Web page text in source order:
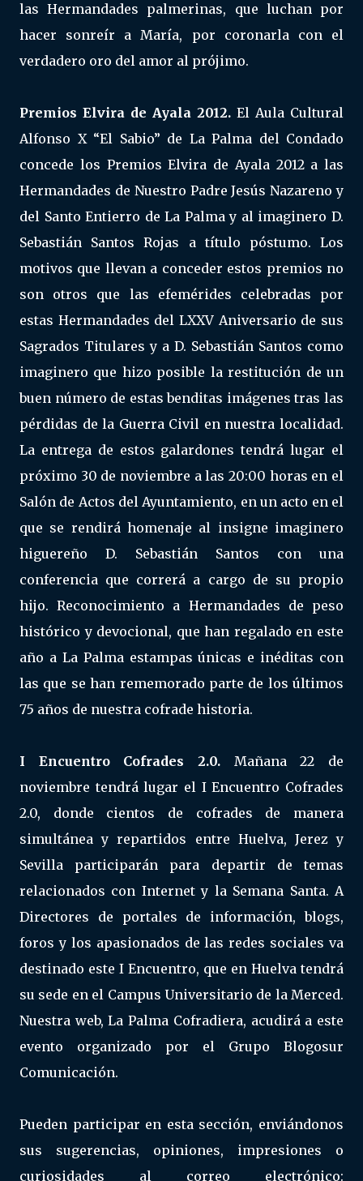
las Hermandades palmerinas, que luchan por
hacer sonreír a María, por coronarla con el
verdadero oro del amor al prójimo.
Premios Elvira de Ayala 2012. El Aula Cultural
Alfonso X “El Sabio” de La Palma del Condado
concede los Premios Elvira de Ayala 2012 a las
Hermandades de Nuestro Padre Jesús Nazareno y
del Santo Entierro de La Palma y al imaginero D.
Sebastián Santos Rojas a título póstumo. Los
motivos que llevan a conceder estos premios no
son otros que las efemérides celebradas por
estas Hermandades del LXXV Aniversario de sus
Sagrados Titulares y a D. Sebastián Santos como
imaginero que hizo posible la restitución de un
buen número de estas benditas imágenes tras las
pérdidas de la Guerra Civil en nuestra localidad.
La entrega de estos galardones tendrá lugar el
próximo 30 de noviembre a las 20:00 horas en el
Salón de Actos del Ayuntamiento, en un acto en el
que se rendirá homenaje al insigne imaginero
higuereño D. Sebastián Santos con una
conferencia que correrá a cargo de su propio
hijo. Reconocimiento a Hermandades de peso
histórico y devocional, que han regalado en este
año a La Palma estampas únicas e inéditas con
las que se han rememorado parte de los últimos
75 años de nuestra cofrade historia.
I Encuentro Cofrades 2.0. Mañana 22 de
noviembre tendrá lugar el I Encuentro Cofrades
2.0, donde cientos de cofrades de manera
simultánea y repartidos entre Huelva, Jerez y
Sevilla participarán para departir de temas
relacionados con Internet y la Semana Santa. A
Directores de portales de información, blogs,
foros y los apasionados de las redes sociales va
destinado este I Encuentro, que en Huelva tendrá
su sede en el Campus Universitario de la Merced.
Nuestra web, La Palma Cofradiera, acudirá a este
evento organizado por el Grupo Blogosur
Comunicación.
Pueden participar en esta sección, enviándonos
sus sugerencias, opiniones, impresiones o
curiosidades al correo electrónico: